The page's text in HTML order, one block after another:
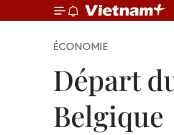
ÉCONOMIE
Départ
Belgique